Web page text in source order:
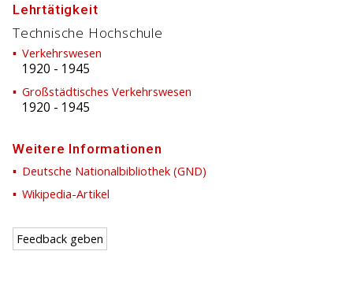
Lehrtätigkeit
Technische Hochschule
Verkehrswesen
1920 - 1945
Großstädtisches Verkehrswesen
1920 - 1945
Weitere Informationen
Deutsche Nationalbibliothek (GND)
Wikipedia-Artikel
Feedback geben